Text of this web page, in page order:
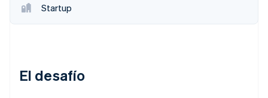
Startup
El desafío